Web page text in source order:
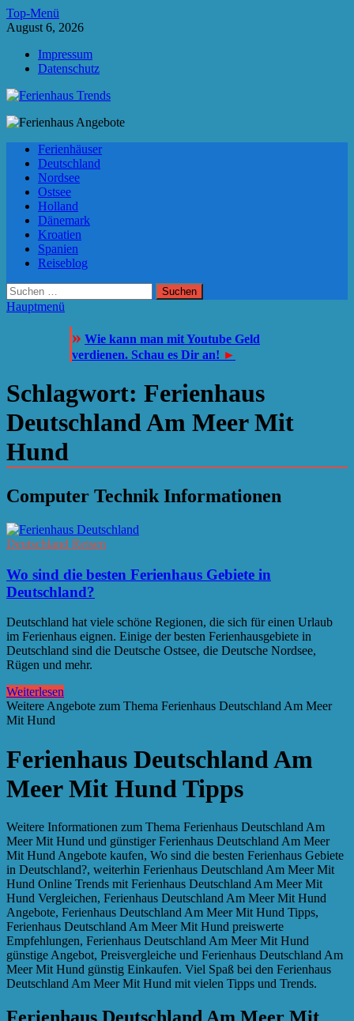
Zum
Inhalt
Top-Menü
August 6, 2026
Impressum
Datenschutz
Ferienhaus Trends
Ferienhäuser
Deutschland
Nordsee
Ostsee
Holland
Dänemark
Kroatien
Spanien
Reiseblog
Suchen
nach:
Hauptmenü
» Wie kann man mit Youtube Geld
verdienen. Schau es Dir an! ►
Schlagwort: Ferienhaus
Deutschland Am Meer Mit
Hund
Computer Technik Informationen
Deutschland Reisen
Wo sind die besten Ferienhaus Gebiete in
Deutschland?
Deutschland hat viele schöne Regionen, die sich für einen Urlaub
im Ferienhaus eignen. Einige der besten Ferienhausgebiete in
Deutschland sind die Deutsche Ostsee, die Deutsche Nordsee,
Rügen und mehr.
Weiterlesen
Weitere Angebote zum Thema Ferienhaus Deutschland Am Meer
Mit Hund
Ferienhaus Deutschland Am
Meer Mit Hund Tipps
Weitere Informationen zum Thema Ferienhaus Deutschland Am
Meer Mit Hund und günstiger Ferienhaus Deutschland Am Meer
Mit Hund Angebote kaufen, Wo sind die besten Ferienhaus Gebiete
in Deutschland?, weiterhin Ferienhaus Deutschland Am Meer Mit
Hund Online Trends mit Ferienhaus Deutschland Am Meer Mit
Hund Vergleichen, Ferienhaus Deutschland Am Meer Mit Hund
Angebote, Ferienhaus Deutschland Am Meer Mit Hund Tipps,
Ferienhaus Deutschland Am Meer Mit Hund preiswerte
Empfehlungen, Ferienhaus Deutschland Am Meer Mit Hund
günstige Angebot, Preisvergleiche und Ferienhaus Deutschland Am
Meer Mit Hund günstig Einkaufen. Viel Spaß bei den Ferienhaus
Deutschland Am Meer Mit Hund mit vielen Tipps und Trends.